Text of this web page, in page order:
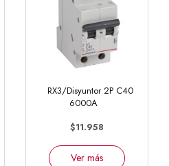
RX3/Disyuntor 2P C40
6000A
$11.958
Ver más